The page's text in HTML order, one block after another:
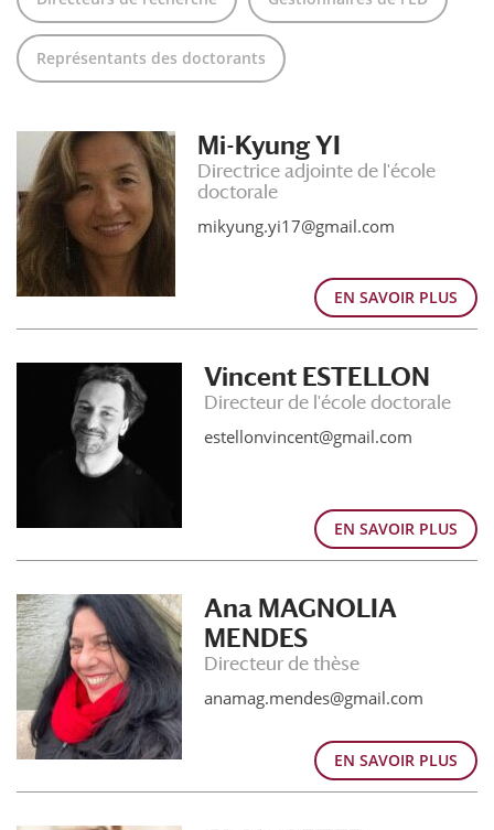
Représentants des doctorants
Mi-Kyung YI
Directrice adjointe de l'école
doctorale
mikyung.yi17@gmail.com
EN SAVOIR PLUS
Vincent ESTELLON
Directeur de l'école doctorale
estellonvincent@gmail.com
EN SAVOIR PLUS
Ana MAGNOLIA
MENDES
Directeur de thèse
anamag.mendes@gmail.com
EN SAVOIR PLUS